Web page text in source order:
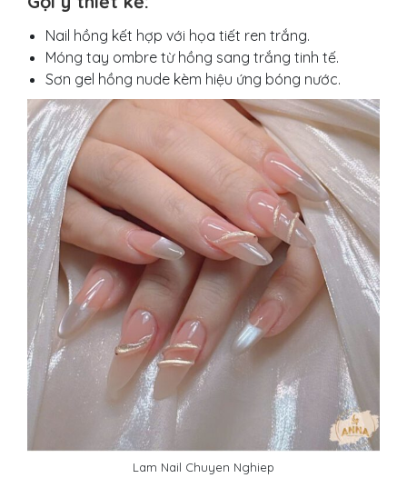
Nail hồng kết hợp với họa tiết ren trắng.
Móng tay ombre từ hồng sang trắng tinh tế.
Sơn gel hồng nude kèm hiệu ứng bóng nước.
Lam Nail Chuyen Nghiep